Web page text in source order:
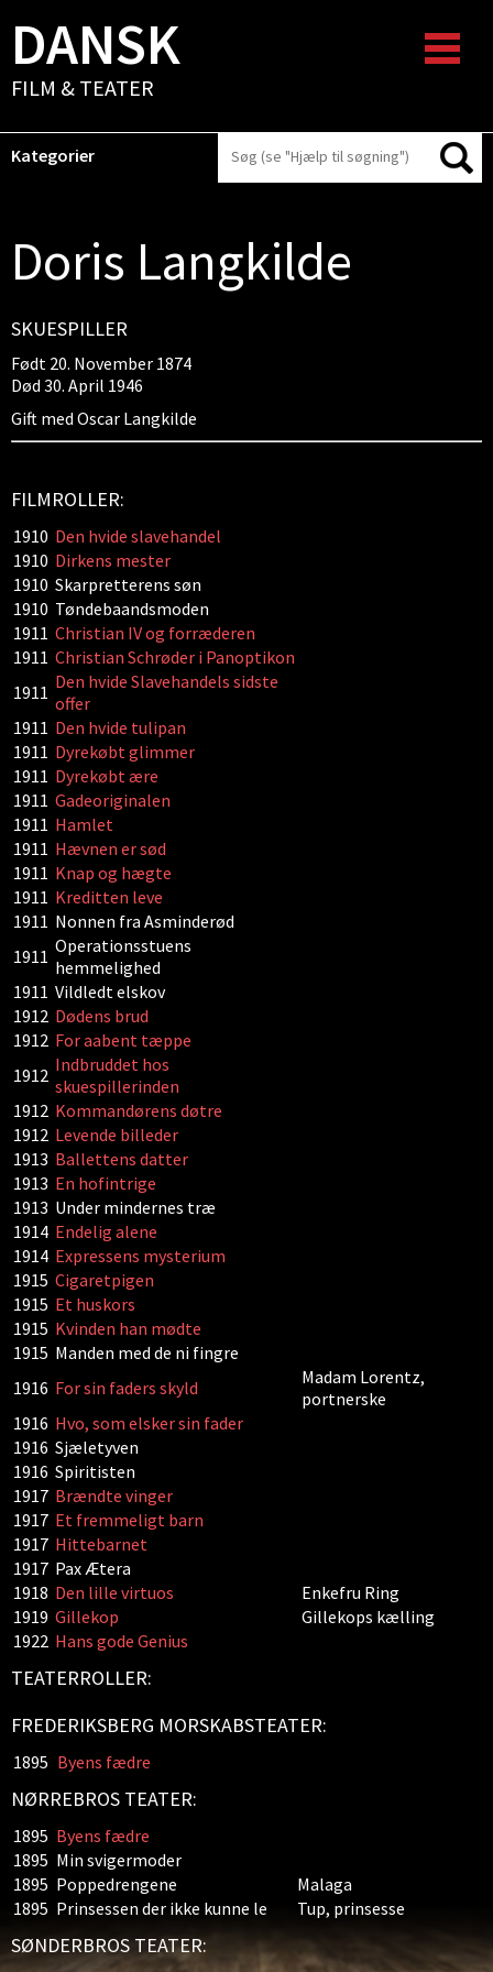
DANSK
FILM & TEATER
Kategorier
Doris Langkilde
SKUESPILLER
Født 20. November 1874
Død 30. April 1946
Gift med Oscar Langkilde
FILMROLLER:
1910 Den hvide slavehandel
1910 Dirkens mester
1910 Skarpretterens søn
1910 Tøndebaandsmoden
1911 Christian IV og forræderen
1911 Christian Schrøder i Panoptikon
1911 Den hvide Slavehandels sidste
offer
1911 Den hvide tulipan
1911 Dyrekøbt glimmer
1911 Dyrekøbt ære
1911 Gadeoriginalen
1911 Hamlet
1911 Hævnen er sød
1911 Knap og hægte
1911 Kreditten leve
1911 Nonnen fra Asminderød
1911 Operationsstuens
hemmelighed
1911 Vildledt elskov
1912 Dødens brud
1912 For aabent tæppe
1912 Indbruddet hos
skuespillerinden
1912 Kommandørens døtre
1912 Levende billeder
1913 Ballettens datter
1913 En hofintrige
1913 Under mindernes træ
1914 Endelig alene
1914 Expressens mysterium
1915 Cigaretpigen
1915 Et huskors
1915 Kvinden han mødte
1915 Manden med de ni fingre
1916 For sin faders skyld
Madam Lorentz,
portnerske
1916 Hvo, som elsker sin fader
1916 Sjæletyven
1916 Spiritisten
1917 Brændte vinger
1917 Et fremmeligt barn
1917 Hittebarnet
1917 Pax Ætera
1918 Den lille virtuos
Enkefru Ring
1919 Gillekop
Gillekops kælling
1922 Hans gode Genius
TEATERROLLER:
FREDERIKSBERG MORSKABSTEATER:
1895 Byens fædre
NØRREBROS TEATER:
1895 Byens fædre
1895 Min svigermoder
1895 Poppedrengene
Malaga
1895 Prinsessen der ikke kunne le Tup, prinsesse
SØNDERBROS TEATER: